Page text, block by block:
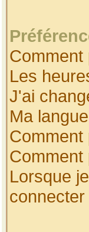
Les
J'ai
Ma
Comment
Comment
Lorsque
connecter